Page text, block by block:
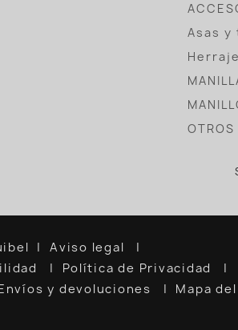
Asas y
OTROS
Aviso legal
Política de Privacidad
y devoluciones Mapa